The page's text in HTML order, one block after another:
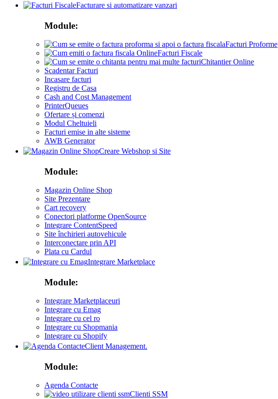
Facturare si automatizare vanzari
Module:
Facturi Proforme
Facturi Fiscale
Chitantier Online
Scadentar Facturi
Incasare facturi
Registru de Casa
Cash and Cost Management
PrinterQueues
Ofertare și comenzi
Modul Cheltuieli
Facturi emise in alte sisteme
AWB Generator
Creare Webshop si Site
Module:
Magazin Online Shop
Site Prezentare
Cart recovery
Conectori platforme OpenSource
Integrare ContentSpeed
Site închirieri autovehicule
Interconectare prin API
Plata cu Cardul
Integrare Marketplace
Module:
Integrare Marketplaceuri
Integrare cu Emag
Integrare cu cel ro
Integrare cu Shopmania
Integrare cu Shopify
Client Management.
Module:
Agenda Contacte
Clienti SSM